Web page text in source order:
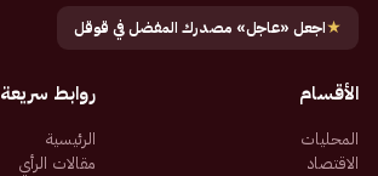
★اجعل «عاجل» مصدرك المفضل في قوقل
الأقسام
المحليات
الاقتصاد
روابط سريعة
الرئيسية
مقالات الرأي